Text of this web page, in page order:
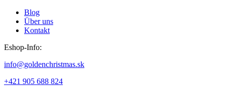
Blog
Über uns
Kontakt
Eshop-Info:
info@goldenchristmas.sk
+421 905 688 824